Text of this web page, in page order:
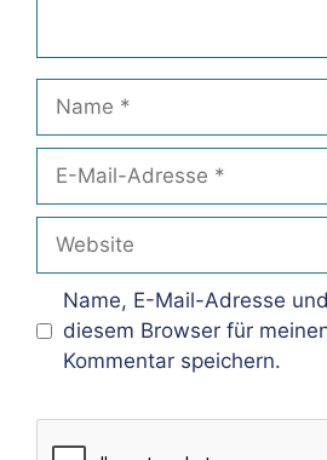
Mail-
Adresse
Name, E-Mail-Adresse
diesem Browser für
Kommentar speichern.